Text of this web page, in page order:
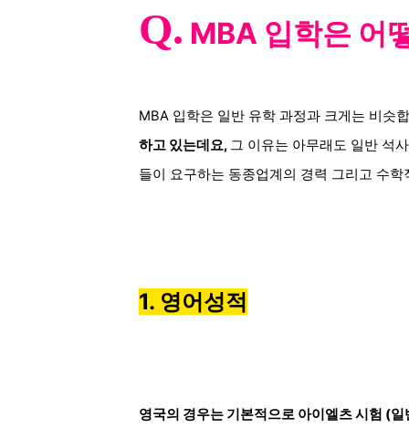
Q. MBA 입학은 어
MBA 입학은 일반 유학 과정과 크게는 비슷
하고 있는데요, 그 이유는 아무래도 일반 석
들이 요구하는 동종업계의 경력 그리고 수
1. 영어성적
영국의 경우는 기본적으로 아이엘츠 시험 (